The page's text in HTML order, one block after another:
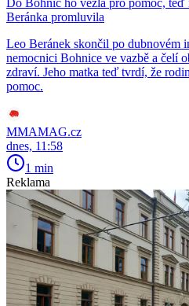
Do Bohnic ho vezla pro pomoc, teď
Beránka promluvila
Leo Beránek skončil po dubnovém
nemocnici Bohnice ve vazbě a čelí
zdraví. Jeho matka teď tvrdí, že
pomoc.
MMAMAG.cz
dnes, 11:58
1 min
Reklama